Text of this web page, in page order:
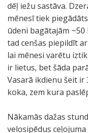
dēļ iežu sastāva.
mēnesī tiek
ūdeni bagātajām
tad cenšas piepildīt
lai mēnesi varētu
ir lietus, bet šāda
Vasarā ikdienu šeit
koka, zem kura
Nākamās dažas
velosipēdus